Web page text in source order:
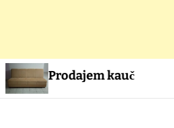
Prodajem kauč